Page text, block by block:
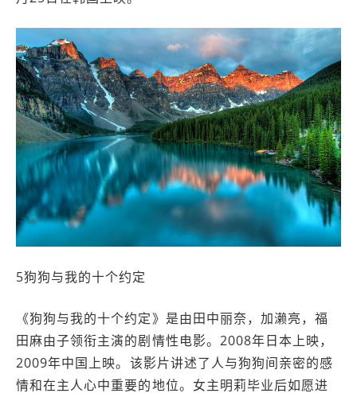
5狗狗与我的十个约定
《狗狗与我的十个约定》是由田中丽奈，加濑亮，福
田麻由子领衔主演的剧情性电影。2008年日本上映，
2009年中国上映。该影片讲述了人与狗狗间亲密的感
情和在主人心中重要的地位。女主明莉毕业后如愿进